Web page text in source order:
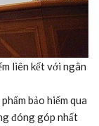
liên kết với ngân
bảo hiểm qua
đóng góp nhất